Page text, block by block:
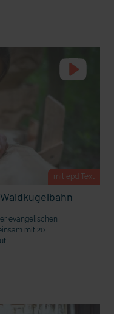
Rendite mit gutem Gewissen?
2000 Jahren in Jerusalem
mit epd Text
evangelischen
mit 20